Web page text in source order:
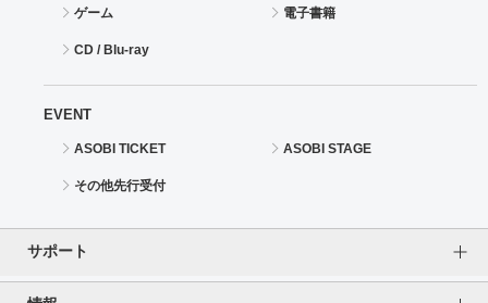
ゲーム 電子書籍
CD / Blu-ray
EVENT
ASOBI TICKET ASOBI STAGE
その他先行受付
サポート